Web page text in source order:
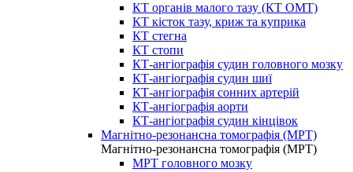
КТ органів малого тазу (КТ ОМТ)
КТ кісток тазу, криж та куприка
КТ стегна
КТ стопи
КТ-ангіографія судин головного мозку
КТ-ангіографія судин шиї
КТ-ангіографія сонних артерій
КТ-ангіографія аорти
КТ-ангіографія судин кінцівок
Магнітно-резонансна томографія (МРТ)
Магнітно-резонансна томографія (МРТ)
МРТ головного мозку